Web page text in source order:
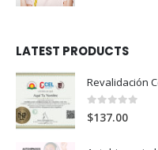
LATEST PRODUCTS
0 de 5
$137.00